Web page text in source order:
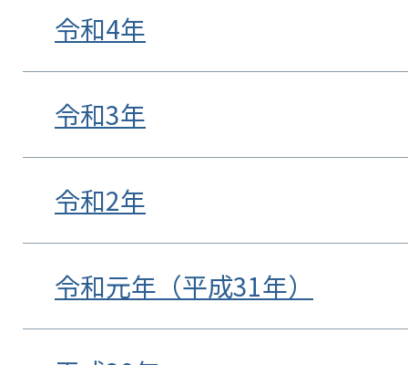
令和4年
令和3年
令和2年
令和元年（平成31年）